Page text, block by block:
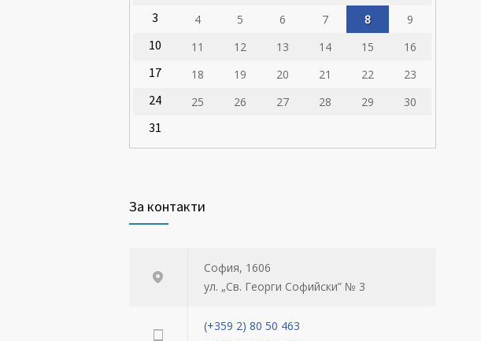
3 4 5 6 7 8 9
10 11 12 13 14 15 16
17 18 19 20 21 22 23
24 25 26 27 28 29 30
31
За контакти
София, 1606
ул. „Св. Георги Софийски” № 3
(+359 2) 80 50 463